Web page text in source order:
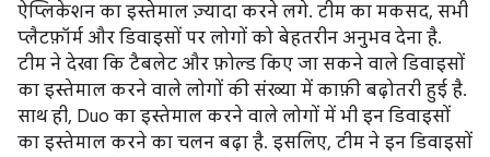
ऐप्लिकेशन का इस्तेमाल ज़्यादा करने लगे. टीम का मकसद, सभी
प्लैटफ़ॉर्म और डिवाइसों पर लोगों को बेहतरीन अनुभव देना है.
टीम ने देखा कि टैबलेट और फ़ोल्ड किए जा सकने वाले डिवाइसों
का इस्तेमाल करने वाले लोगों की संख्या में काफ़ी बढ़ोतरी हुई है.
साथ ही, Duo का इस्तेमाल करने वाले लोगों में भी इन डिवाइसों
का इस्तेमाल करने का चलन बढ़ा है. इसलिए, टीम ने इन डिवाइसों